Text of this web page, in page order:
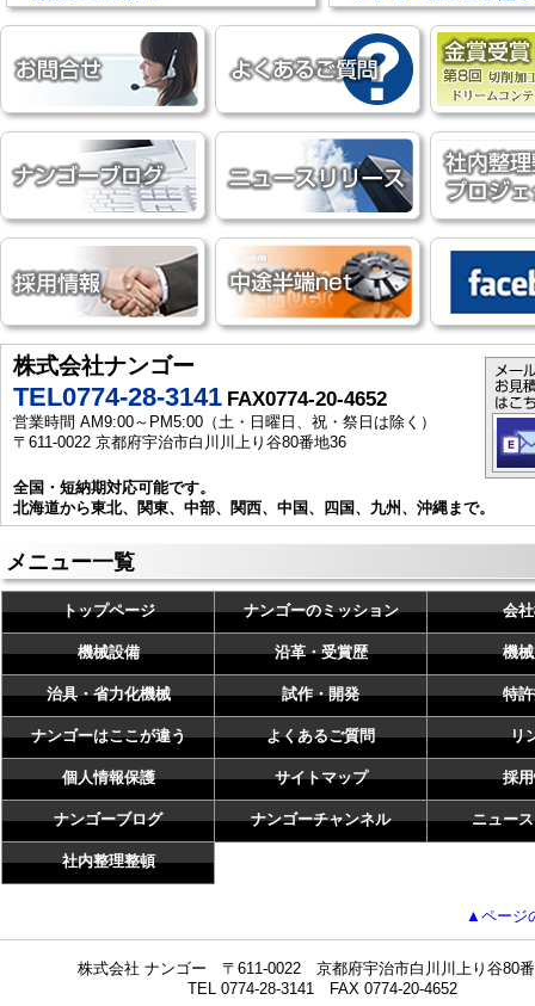
株式会社ナンゴー
TEL0774-28-3141 FAX0774-20-4652
営業時間 AM9:00～PM5:00（土・日曜日、祝・祭日は除く）
〒611-0022 京都府宇治市白川川上り谷80番地36
全国・短納期対応可能です。
北海道から東北、関東、中部、関西、中国、四国、九州、沖縄まで。
メニュー一覧
トップページ ナンゴーのミッション 会
機械設備 沿革・受賞歴 機
治具・省力化機械 試作・開発 特
ナンゴーはここが違う よくあるご質問 リ
個人情報保護 サイトマップ 採
ナンゴーブログ ナンゴーチャンネル ニュー
社内整理整頓
▲ページ
株式会社 ナンゴー 〒611-0022 京都府宇治市白川川上り谷80
TEL 0774-28-3141 FAX 0774-20-4652